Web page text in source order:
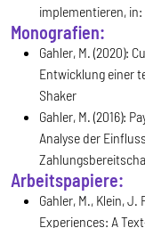
implementieren, in:
Monografien:
Gahler, M. (2020):
Entwicklung einer
Shaker
Gahler, M. (2016):
Analyse der
Arbeitspapiere:
Gahler, M., Klein, J.
Experiences: A